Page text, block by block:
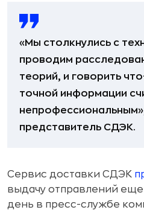
«Мы столкнулись с
проводим
теорий, и говорить
точной информации
представитель СДЭК.
Сервис доставки СДЭК
выдачу отправлений
день в пресс-службе